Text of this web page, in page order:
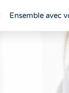
Ensemble avec